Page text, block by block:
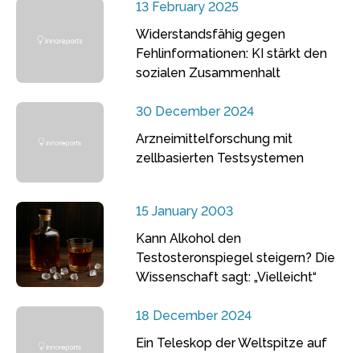
13 February 2025
Widerstandsfähig gegen
Fehlinformationen: KI stärkt den
sozialen Zusammenhalt
30 December 2024
Arzneimittelforschung mit
zellbasierten Testsystemen
15 January 2003
Kann Alkohol den
Testosteronspiegel steigern? Die
Wissenschaft sagt: „Vielleicht“
18 December 2024
Ein Teleskop der Weltspitze auf